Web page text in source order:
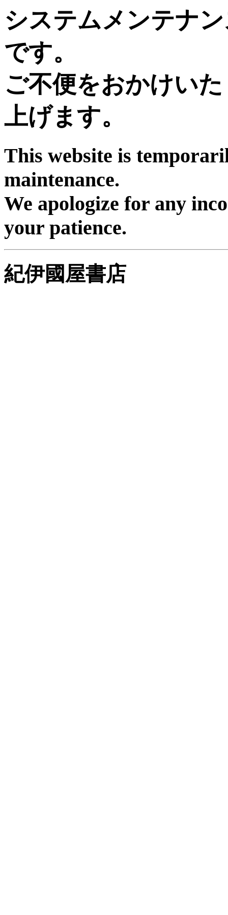
システムメンテナ
です。
ご不便をおかけい
上げます。
This website is
maintenance.
We apologize for any
your patience.
紀伊國屋書店